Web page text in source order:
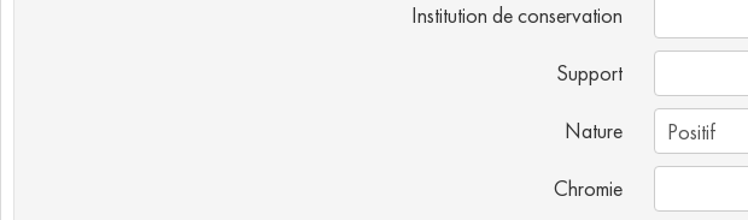
Institution de conservation
Support
Nature
Chromie